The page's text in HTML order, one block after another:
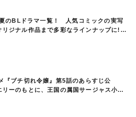
のBLドラマ一覧！ 人気コミックの実写
リジナル作品まで多彩なラインナップに!!
『ブチ切れ令嬢』第5話のあらすじ公
ーのもとに、王国の属国サージャス小王